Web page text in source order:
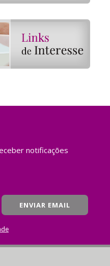
notificações